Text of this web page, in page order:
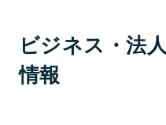
ビジネス・法
情報